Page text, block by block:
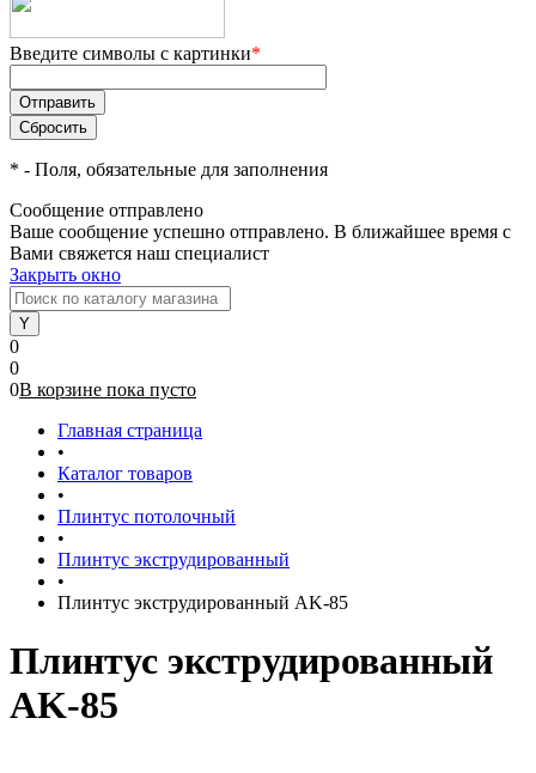
Введите символы с картинки*
* - Поля, обязательные для заполнения
Сообщение отправлено
Ваше сообщение успешно отправлено. В ближайшее время с
Вами свяжется наш специалист
Закрыть окно
0
0
0В корзине пока пусто
Главная страница
•
Каталог товаров
•
Плинтус потолочный
•
Плинтус экструдированный
•
Плинтус экструдированный AK-85
Плинтус экструдированный
AK-85